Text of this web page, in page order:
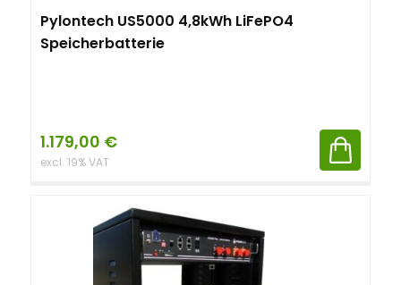
Pylontech US5000 4,8kWh LiFePO4
Speicherbatterie
1.179,00 €
excl. 19% VAT